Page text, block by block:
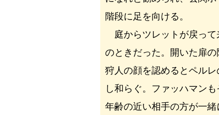
階段に足を向ける。
庭からツレットが戻って
のときだった。開いた扉
狩人の顔を認めるとペル
し和らぐ。ファッハマン
年齢の近い相手の方が一